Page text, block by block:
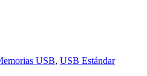
USB, USB Estándar